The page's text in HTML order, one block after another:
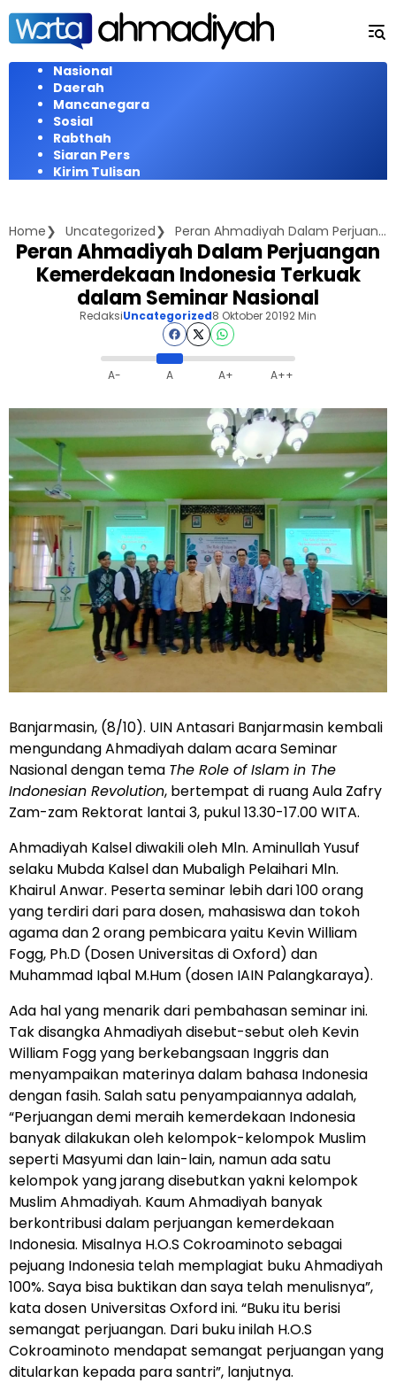
Langsung
konten
Nasional
Daerah
Mancanegara
Sosial
Rabthah
Siaran Pers
Kirim Tulisan
Home Uncategorized Peran Ahmadiyah Dalam Perjuangan Kemerdekaan Indonesia Terkuak dalam Seminar Nasional
Peran Ahmadiyah Dalam Perjuangan
Kemerdekaan Indonesia Terkuak
dalam Seminar Nasional
RedaksiUncategorized8 Oktober 20192 Min
A- A A+ A++
Banjarmasin, (8/10). UIN Antasari Banjarmasin kembali
mengundang Ahmadiyah dalam acara Seminar
Nasional dengan tema The Role of Islam in The
Indonesian Revolution, bertempat di ruang Aula Zafry
Zam-zam Rektorat lantai 3, pukul 13.30-17.00 WITA.
Ahmadiyah Kalsel diwakili oleh Mln. Aminullah Yusuf
selaku Mubda Kalsel dan Mubaligh Pelaihari Mln.
Khairul Anwar. Peserta seminar lebih dari 100 orang
yang terdiri dari para dosen, mahasiswa dan tokoh
agama dan 2 orang pembicara yaitu Kevin William
Fogg, Ph.D (Dosen Universitas di Oxford) dan
Muhammad Iqbal M.Hum (dosen IAIN Palangkaraya).
Ada hal yang menarik dari pembahasan seminar ini.
Tak disangka Ahmadiyah disebut-sebut oleh Kevin
William Fogg yang berkebangsaan Inggris dan
menyampaikan materinya dalam bahasa Indonesia
dengan fasih. Salah satu penyampaiannya adalah,
“Perjuangan demi meraih kemerdekaan Indonesia
banyak dilakukan oleh kelompok-kelompok Muslim
seperti Masyumi dan lain-lain, namun ada satu
kelompok yang jarang disebutkan yakni kelompok
Muslim Ahmadiyah. Kaum Ahmadiyah banyak
berkontribusi dalam perjuangan kemerdekaan
Indonesia. Misalnya H.O.S Cokroaminoto sebagai
pejuang Indonesia telah memplagiat buku Ahmadiyah
100%. Saya bisa buktikan dan saya telah menulisnya”,
kata dosen Universitas Oxford ini. “Buku itu berisi
semangat perjuangan. Dari buku inilah H.O.S
Cokroaminoto mendapat semangat perjuangan yang
ditularkan kepada para santri”, lanjutnya.